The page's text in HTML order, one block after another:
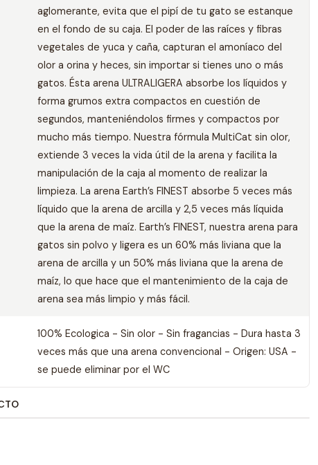
aglomerante, evita que el pipí de tu gato se estanque
en el fondo de su caja. El poder de las raíces y fibras
vegetales de yuca y caña, capturan el amoníaco del
olor a orina y heces, sin importar si tienes uno o más
gatos. Ésta arena ULTRALIGERA absorbe los líquidos y
forma grumos extra compactos en cuestión de
segundos, manteniéndolos firmes y compactos por
mucho más tiempo. Nuestra fórmula MultiCat sin olor,
extiende 3 veces la vida útil de la arena y facilita la
manipulación de la caja al momento de realizar la
limpieza. La arena Earth’s FINEST absorbe 5 veces más
líquido que la arena de arcilla y 2,5 veces más líquida
que la arena de maíz. Earth’s FINEST, nuestra arena para
gatos sin polvo y ligera es un 60% más liviana que la
arena de arcilla y un 50% más liviana que la arena de
maíz, lo que hace que el mantenimiento de la caja de
arena sea más limpio y más fácil.
100% Ecologica - Sin olor - Sin fragancias - Dura hasta 3
veces más que una arena convencional - Origen: USA -
se puede eliminar por el WC